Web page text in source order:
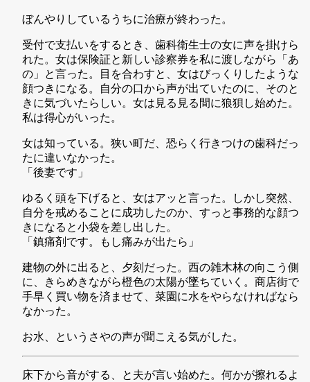
ぼんやりしているうちに治療が終わった。
受付で支払いをするとき、歯科衛生士の女に声を掛けら
れた。女は保険証と新しい診察券を私に渡しながら「あ
の」と言った。目を合わすと、女はびっくりしたような
顔つきになる。自分の口から声が出ていたのに、そのと
きに気づいたらしい。女は見る見る間に狼狽し始めた。
私は得心がいった。
女は知っている。狭い町だ、恐らく行きつけの歯科だっ
たに違いなかった。
「後妻です」
ゆるく頭を下げると、女はアッと言った。しかし突然、
自分を戒めることに成功したのか、すっと事務的な顔つ
きになると小袋を差し出した。
「鎮痛剤です。もし痛みが出たら」
建物の外に出ると、夕刻だった。西の雑木林の向こう側
に、きらめきながら橙色の太陽が墜ちていく。商店街で
手早く買い物を済ませて、菜園に水をやらなければなら
なかった。
お水、というさやの声が聞こえる気がした。
床下から音がする、と夫が言い始めた。何かが擦れるよ